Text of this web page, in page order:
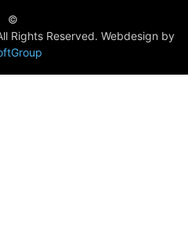
©
Rights Reserved. Webdesign by